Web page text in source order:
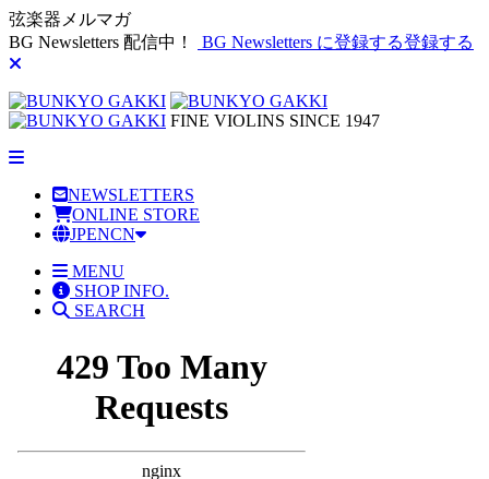
弦楽器メルマガ
BG Newsletters 配信中！
BG Newsletters に登録する登録する
FINE VIOLINS SINCE 1947
NEWSLETTERS
ONLINE STORE
JPENCN
MENU
SHOP INFO.
SEARCH